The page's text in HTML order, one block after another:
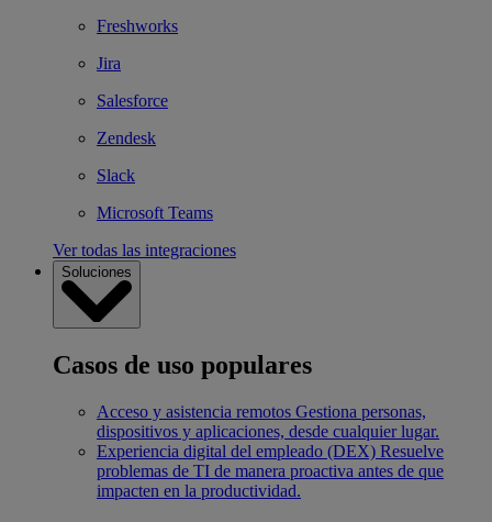
Freshworks
Jira
Salesforce
Zendesk
Slack
Microsoft Teams
Ver todas las integraciones
Soluciones
Casos de uso populares
Acceso y asistencia remotos Gestiona personas,
dispositivos y aplicaciones, desde cualquier lugar.
Experiencia digital del empleado (DEX) Resuelve
problemas de TI de manera proactiva antes de que
impacten en la productividad.